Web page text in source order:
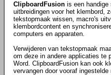
ClipboardFusion is een handige
uitbreidingen voor het klembord,
tekstopmaak wissen, macro's
klembordcontent en
computers en apparaten.
Verwijderen van tekstopmaak
om deze in andere applicaties te
Word. ClipboardFusion kan ook
vervangen door vooraf ingestelde